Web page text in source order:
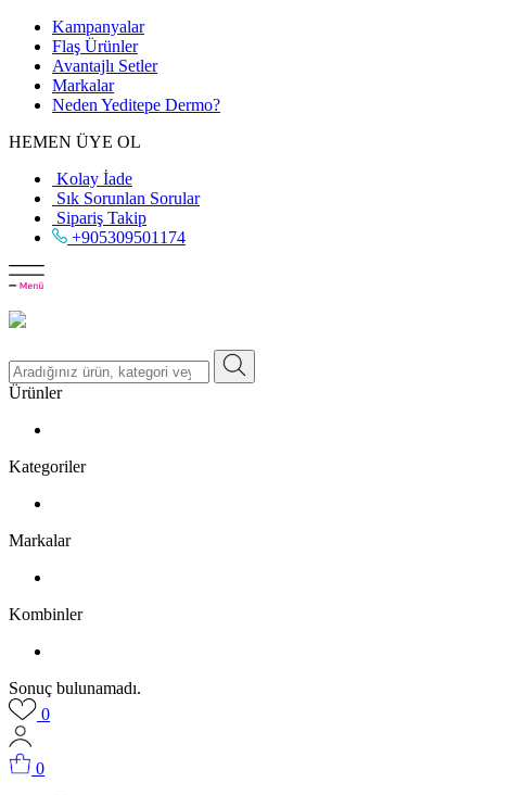
Kampanyalar
Flaş Ürünler
Avantajlı Setler
Markalar
Neden Yeditepe Dermo?
HEMEN ÜYE OL
Kolay İade
Sık Sorunlan Sorular
Sipariş Takip
+905309501174
Ürünler
Kategoriler
Markalar
Kombinler
Sonuç bulunamadı.
0
0